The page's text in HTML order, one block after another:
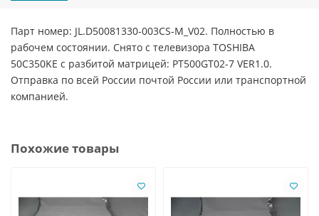
Парт номер: JL.D50081330-003CS-M_V02. Полностью в
рабочем состоянии. Снято с телевизора TOSHIBA
50C350KE с разбитой матрицей: PT500GT02-7 VER1.0.
Отправка по всей России почтой России или транспортной
компанией.
Похожие товары